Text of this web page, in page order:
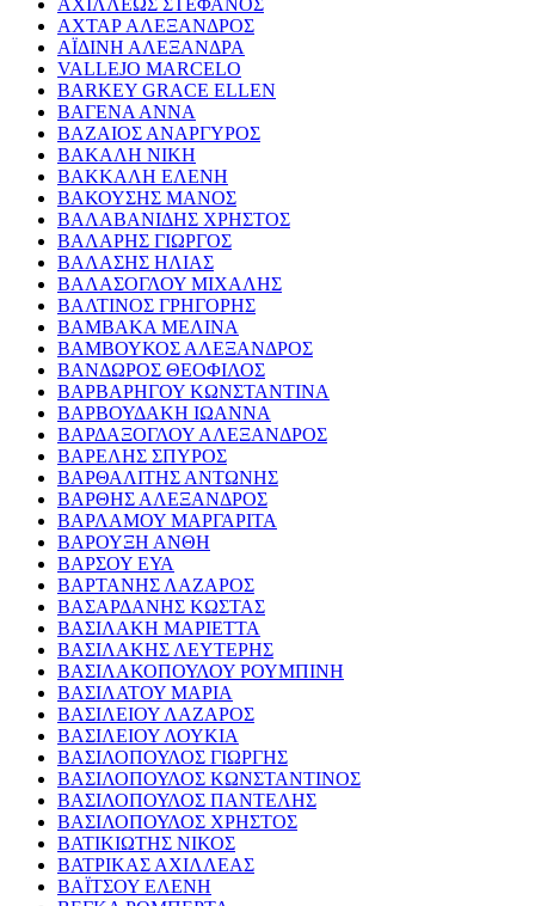
ΑΧΙΛΛΕΩΣ ΣΤΕΦΑΝΟΣ
ΑΧΤΑΡ ΑΛΕΞΑΝΔΡΟΣ
ΑΪΔΙΝΗ ΑΛΕΞΑΝΔΡΑ
VALLEJO MARCELO
BARKEY GRACE ELLEN
ΒΑΓΕΝΑ ΑΝΝΑ
ΒΑΖΑΙΟΣ ΑΝΑΡΓΥΡΟΣ
ΒΑΚΑΛΗ ΝΙΚΗ
ΒΑΚΚΑΛΗ ΕΛΕΝΗ
ΒΑΚΟΥΣΗΣ ΜΑΝΟΣ
ΒΑΛΑΒΑΝΙΔΗΣ ΧΡΗΣΤΟΣ
ΒΑΛΑΡΗΣ ΓΙΩΡΓΟΣ
ΒΑΛΑΣΗΣ ΗΛΙΑΣ
ΒΑΛΑΣΟΓΛΟΥ ΜΙΧΑΛΗΣ
ΒΑΛΤΙΝΟΣ ΓΡΗΓΟΡΗΣ
ΒΑΜΒΑΚΑ ΜΕΛΙΝΑ
ΒΑΜΒΟΥΚΟΣ ΑΛΕΞΑΝΔΡΟΣ
ΒΑΝΔΩΡΟΣ ΘΕΟΦΙΛΟΣ
ΒΑΡΒΑΡΗΓΟΥ ΚΩΝΣΤΑΝΤΙΝΑ
ΒΑΡΒΟΥΔΑΚΗ ΙΩΑΝΝΑ
ΒΑΡΔΑΞΟΓΛΟΥ ΑΛΕΞΑΝΔΡΟΣ
ΒΑΡΕΛΗΣ ΣΠΥΡΟΣ
ΒΑΡΘΑΛΙΤΗΣ ΑΝΤΩΝΗΣ
ΒΑΡΘΗΣ ΑΛΕΞΑΝΔΡΟΣ
ΒΑΡΛΑΜΟΥ ΜΑΡΓΑΡΙΤΑ
ΒΑΡΟΥΞΗ ΑΝΘΗ
ΒΑΡΣΟΥ ΕΥΑ
ΒΑΡΤΑΝΗΣ ΛΑΖΑΡΟΣ
ΒΑΣΑΡΔΑΝΗΣ ΚΩΣΤΑΣ
ΒΑΣΙΛΑΚΗ ΜΑΡΙΕΤΤΑ
ΒΑΣΙΛΑΚΗΣ ΛΕΥΤΕΡΗΣ
ΒΑΣΙΛΑΚΟΠΟΥΛΟΥ ΡΟΥΜΠΙΝΗ
ΒΑΣΙΛΑΤΟΥ ΜΑΡΙΑ
ΒΑΣΙΛΕΙΟΥ ΛΑΖΑΡΟΣ
ΒΑΣΙΛΕΙΟΥ ΛΟΥΚΙΑ
ΒΑΣΙΛΟΠΟΥΛΟΣ ΓΙΩΡΓΗΣ
ΒΑΣΙΛΟΠΟΥΛΟΣ ΚΩΝΣΤΑΝΤΙΝΟΣ
ΒΑΣΙΛΟΠΟΥΛΟΣ ΠΑΝΤΕΛΗΣ
ΒΑΣΙΛΟΠΟΥΛΟΣ ΧΡΗΣΤΟΣ
ΒΑΤΙΚΙΩΤΗΣ ΝΙΚΟΣ
ΒΑΤΡΙΚΑΣ ΑΧΙΛΛΕΑΣ
ΒΑΪΤΣΟΥ ΕΛΕΝΗ